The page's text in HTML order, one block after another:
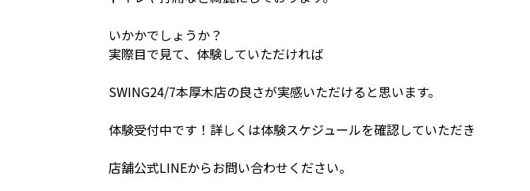
いかかでしょうか？
実際目で見て、体験していただければ
SWING24/7本厚木店の良さが実感いただけると思います。
体験受付中です！詳しくは体験スケジュールを確認していただき
店舗公式LINEからお問い合わせください。